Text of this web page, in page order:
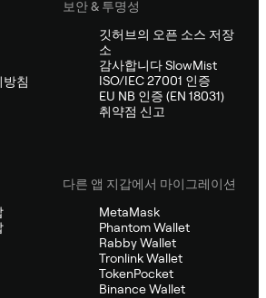
방침
보안 & 투명성
깃허브의 오픈 소스 저장
소
감사합니다 SlowMist
ISO/IEC 27001 인증
EU NB 인증 (EN 18031)
취약점 신고
다른 앱 지갑에서 마이그레이션
MetaMask
Phantom Wallet
Rabby Wallet
Tronlink Wallet
TokenPocket
Binance Wallet